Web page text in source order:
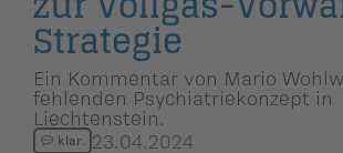
Strategie
Ein Kommentar von Mario
fehlenden Psychiatriekonzept in
Liechtenstein.
klar. 23.04.2024